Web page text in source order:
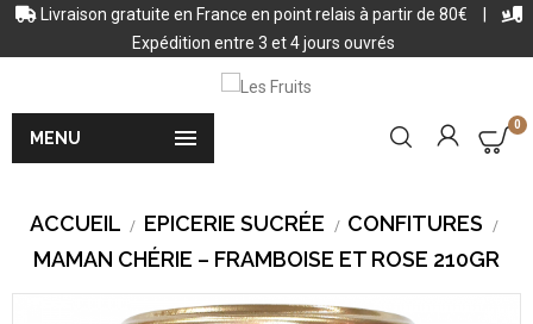
Livraison gratuite en France en point relais à partir de 80€
Expédition entre 3 et 4 jours ouvrés

MENU
0
ACCUEIL EPICERIE SUCRÉE
CONFITURES
MAMAN CHÉRIE – FRAMBOISE ET ROSE 210GR